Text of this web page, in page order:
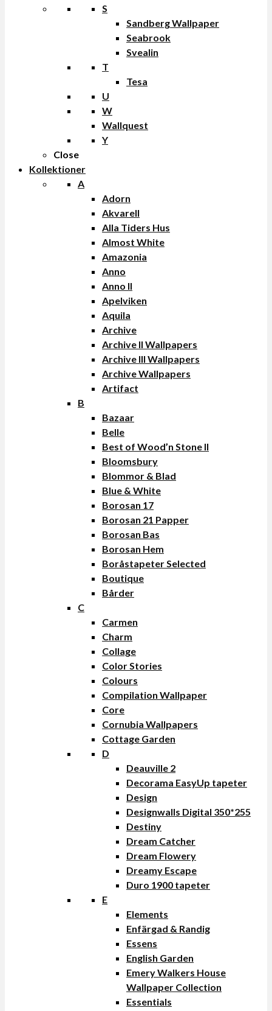
S
Sandberg Wallpaper
Seabrook
Svealin
T
Tesa
U
W
Wallquest
Y
Close
Kollektioner
A
Adorn
Akvarell
Alla Tiders Hus
Almost White
Amazonia
Anno
Anno II
Apelviken
Aquila
Archive
Archive II Wallpapers
Archive III Wallpapers
Archive Wallpapers
Artifact
B
Bazaar
Belle
Best of Wood’n Stone II
Bloomsbury
Blommor & Blad
Blue & White
Borosan 17
Borosan 21 Papper
Borosan Bas
Borosan Hem
Boråstapeter Selected
Boutique
Bårder
C
Carmen
Charm
Collage
Color Stories
Colours
Compilation Wallpaper
Core
Cornubia Wallpapers
Cottage Garden
D
Deauville 2
Decorama EasyUp tapeter
Design
Designwalls Digital 350*255
Destiny
Dream Catcher
Dream Flowery
Dreamy Escape
Duro 1900 tapeter
E
Elements
Enfärgad & Randig
Essens
English Garden
Emery Walkers House
Wallpaper Collection
Essentials